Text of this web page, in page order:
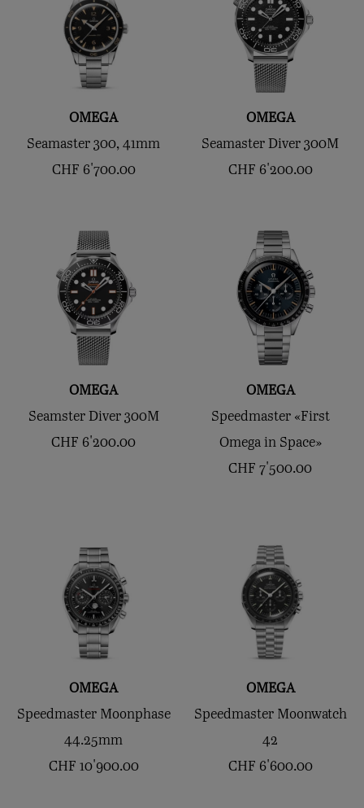
OMEGA
Seamaster 300, 41mm
CHF 6'700.00
OMEGA
Seamaster Diver 300M
CHF 6'200.00
OMEGA
Seamster Diver 300M
CHF 6'200.00
OMEGA
Speedmaster «First
Omega in Space»
CHF 7'500.00
OMEGA
Speedmaster Moonphase
44.25mm
CHF 10'900.00
OMEGA
Speedmaster Moonwatch
42
CHF 6'600.00